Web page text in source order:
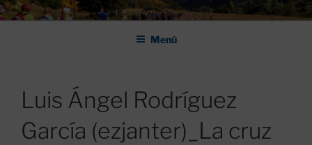
Saltar
al
ASOCIACIÓN DE AMIGOS DEL
CAMINO DE SANTIAGO DE
Menú
Luis Ángel Rodríguez
García (ezjanter)_La cruz